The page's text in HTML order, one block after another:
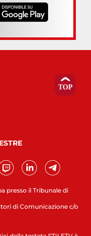
presso il Tribunale di
di Comunicazione c/o